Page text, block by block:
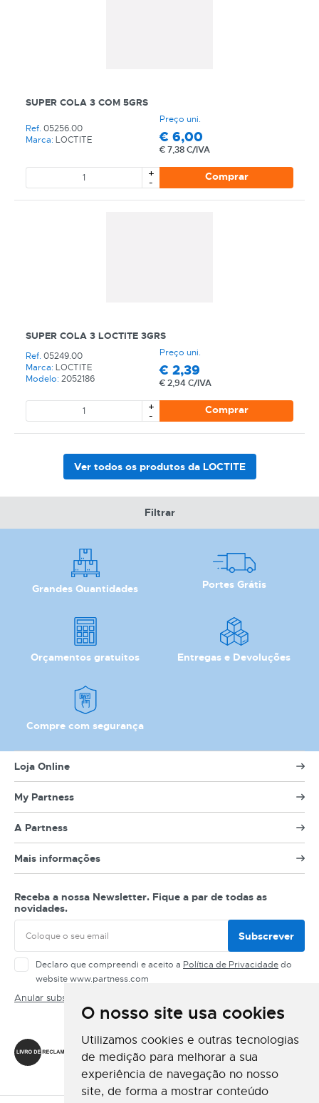
O nosso site usa cookies
Utilizamos cookies e outras tecnologias
de medição para melhorar a sua
experiência de navegação no nosso
site, de forma a mostrar conteúdo
SUPER COLA 3 COM 5GRS
Ref. 05256.00
Marca: LOCTITE
Preço uni.
€ 6,00
€7,38 C/IVA
+
- Comprar
SUPER COLA 3 LOCTITE 3GRS
Ref. 05249.00
Marca: LOCTITE
Modelo: 2052186
Preço uni.
€ 2,39
€2,94 C/IVA
+
- Comprar
Ver todos os produtos da LOCTITE
Filtrar
Grandes Quantidades Portes Grátis
Orçamentos gratuitos Entregas e Devoluções
Compre com segurança
Loja Online
My Partness
A Partness
Mais informações
Receba a nossa Newsletter. Fique a par de todas as
novidades.
Subscrever
Declaro que compreendi e aceito a Política de Privacidadedo
website www.partness.com
Anular subscrição
CATEGORIA